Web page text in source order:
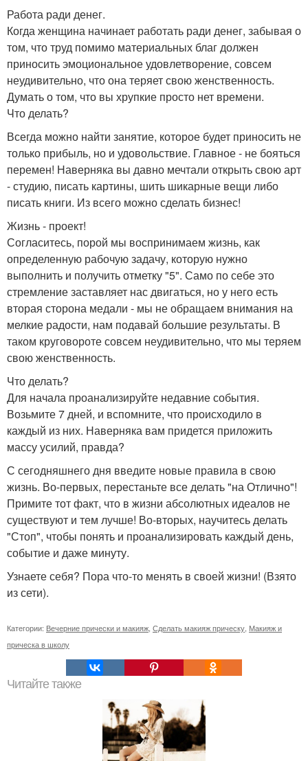
Работа ради денег.
Когда женщина начинает работать ради денег, забывая о
том, что труд помимо материальных благ должен
приносить эмоциональное удовлетворение, совсем
неудивительно, что она теряет свою женственность.
Думать о том, что вы хрупкие просто нет времени.
Что делать?
Всегда можно найти занятие, которое будет приносить не
только прибыль, но и удовольствие. Главное - не бояться
перемен! Наверняка вы давно мечтали открыть свою арт
- студию, писать картины, шить шикарные вещи либо
писать книги. Из всего можно сделать бизнес!
Жизнь - проект!
Согласитесь, порой мы воспринимаем жизнь, как
определенную рабочую задачу, которую нужно
выполнить и получить отметку "5". Само по себе это
стремление заставляет нас двигаться, но у него есть
вторая сторона медали - мы не обращаем внимания на
мелкие радости, нам подавай большие результаты. В
таком круговороте совсем неудивительно, что мы теряем
свою женственность.
Что делать?
Для начала проанализируйте недавние события.
Возьмите 7 дней, и вспомните, что происходило в
каждый из них. Наверняка вам придется приложить
массу усилий, правда?
С сегодняшнего дня введите новые правила в свою
жизнь. Во-первых, перестаньте все делать "на Отлично"!
Примите тот факт, что в жизни абсолютных идеалов не
существуют и тем лучше! Во-вторых, научитесь делать
"Стоп", чтобы понять и проанализировать каждый день,
событие и даже минуту.
Узнаете себя? Пора что-то менять в своей жизни! (Взято
из сети).
Категории: Вечерние прически и макияж, Сделать макияж прическу, Макияж и
прическа в школу
Читайте также